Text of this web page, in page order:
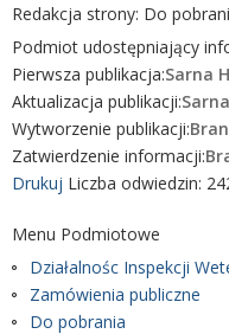
Redakcja strony: Do
Podmiot udostępniający
Pierwsza publikacja:Sarna
Aktualizacja publikacji:
Wytworzenie publikacji:
Zatwierdzenie informacji:
Drukuj Liczba odwiedzin:
Menu Podmiotowe
Działalnośc Inspekcji
Zamówienia publiczne
Do pobrania